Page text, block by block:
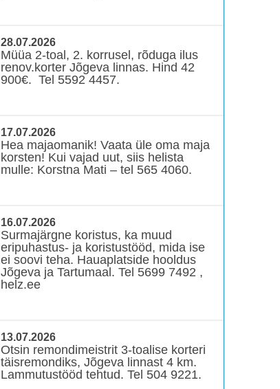
28.07.2026
Müüa 2-toal, 2. korrusel, rõduga ilus
renov.korter Jõgeva linnas. Hind 42
900€. Tel 5592 4457.
17.07.2026
Hea majaomanik! Vaata üle oma maja
korsten! Kui vajad uut, siis helista
mulle: Korstna Mati – tel 565 4060.
16.07.2026
Surmajärgne koristus, ka muud
eripuhastus- ja koristustööd, mida ise
ei soovi teha. Hauaplatside hooldus
Jõgeva ja Tartumaal. Tel 5699 7492 ,
helz.ee
13.07.2026
Otsin remondimeistrit 3-toalise korteri
täisremondiks, Jõgeva linnast 4 km.
Lammutustööd tehtud. Tel 504 9221.